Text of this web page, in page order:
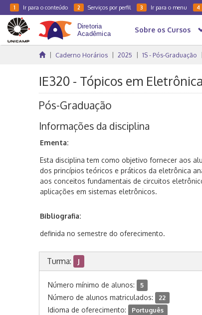
1 Ir para o conteúdo 2 Serviços por perfil 3 Ir para o menu 4
Sobre os Cursos
Caderno Horários 2025 1S - Pós-Graduação
IE320 - Tópicos em
Pós-Graduação
Informações da disciplina
Ementa:
Esta disciplina tem como objetivo fornecer aos
dos princípios teóricos e práticos da eletrônica
aos conceitos fundamentais de circuitos
aplicações em sistemas eletrônicos.
Bibliografia:
definida no semestre do oferecimento.
Turma: J
Número mínimo de alunos: 5
Número de alunos matriculados: 22
Idioma de oferecimento: Português